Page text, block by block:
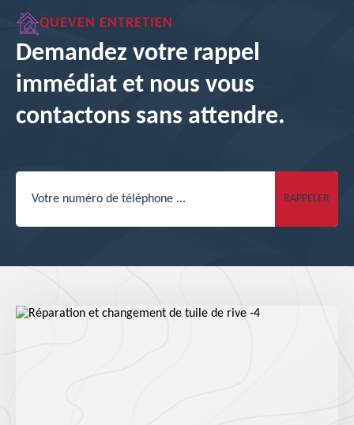
QUEVEN ENTRETIEN
Demandez votre rappel
immédiat et nous vous
contactons sans attendre.